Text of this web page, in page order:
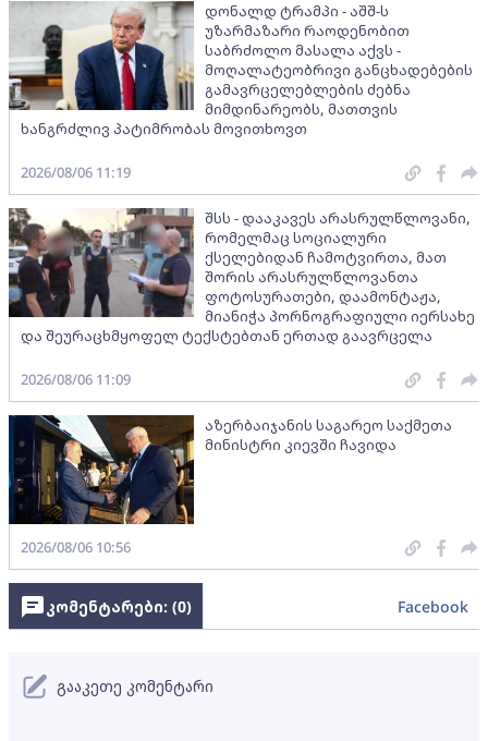
დონალდ ტრამპი - აშშ-ს
უზარმაზარი რაოდენობით
საბრძოლო მასალა აქვს -
მოღალატეობრივი განცხადებების
გამავრცელებლების ძებნა
მიმდინარეობს, მათთვის
ხანგრძლივ პატიმრობას მოვითხოვთ
2026/08/06 11:19
შსს - დააკავეს არასრულწლოვანი,
რომელმაც სოციალური
ქსელებიდან ჩამოტვირთა, მათ
შორის არასრულწლოვანთა
ფოტოსურათები, დაამონტაჟა,
მიანიჭა პორნოგრაფიული იერსახე
და შეურაცხმყოფელ ტექსტებთან ერთად გაავრცელა
2026/08/06 11:09
აზერბაიჯანის საგარეო საქმეთა
მინისტრი კიევში ჩავიდა
2026/08/06 10:56
კომენტარები: (0) Facebook
გააკეთე კომენტარი